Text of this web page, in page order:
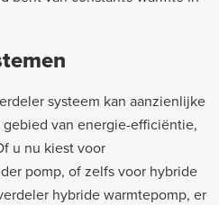
systeem kan aanzienlijke
van energie-efficiëntie,
u nu kiest voor
pomp, of zelfs voor hybride
hybride warmtepomp, er